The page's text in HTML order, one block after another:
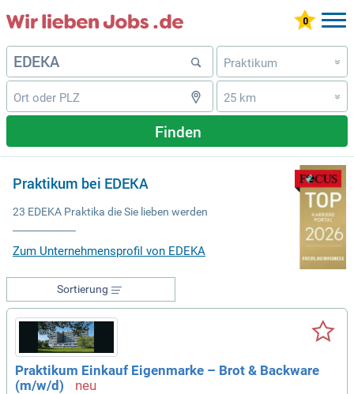
Praktikum »
25 km »
Finden
Praktikum bei EDEKA
23 EDEKA Praktika die Sie lieben werden
Zum Unternehmensprofil von EDEKA
Sortierung
Praktikum Einkauf Eigenmarke – Brot & Backware
(m/w/d)